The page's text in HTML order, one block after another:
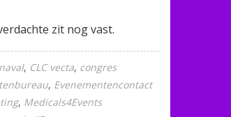
zit nog vast.
CLC vecta congres
Evenementencontact
Medicals4Events